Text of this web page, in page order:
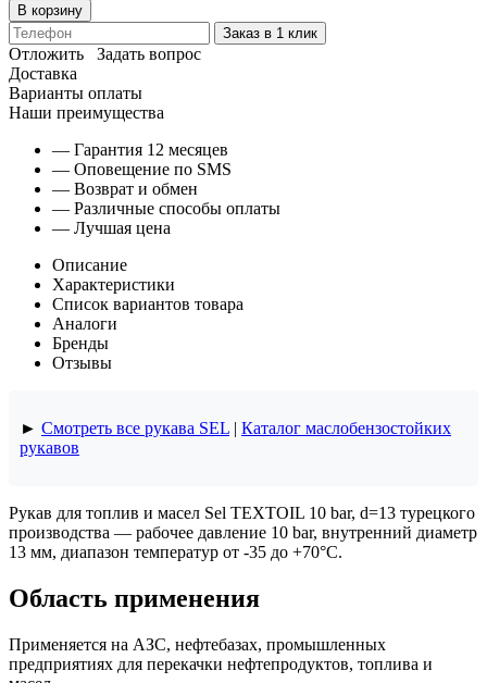
В корзину
Заказ в 1 клик
Отложить
Задать вопрос
Доставка
Варианты оплаты
Наши преимущества
— Гарантия 12 месяцев
— Оповещение по SMS
— Возврат и обмен
— Различные способы оплаты
— Лучшая цена
Описание
Характеристики
Список вариантов товара
Аналоги
Бренды
Отзывы
► Смотреть все рукава SEL | Каталог маслобензостойких
рукавов
Рукав для топлив и масел Sel TEXTOIL 10 bar, d=13 турецкого
производства — рабочее давление 10 bar, внутренний диаметр
13 мм, диапазон температур от -35 до +70°C.
Область применения
Применяется на АЗС, нефтебазах, промышленных
предприятиях для перекачки нефтепродуктов, топлива и